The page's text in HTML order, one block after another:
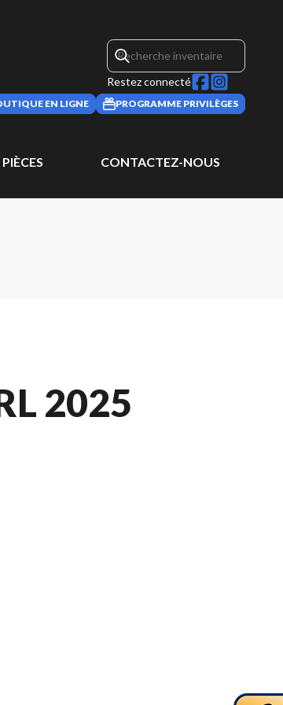
Restez connecté
EN LIGNE PROGRAMME PRIVILÈGES
CONTACTEZ-NOUS
2025